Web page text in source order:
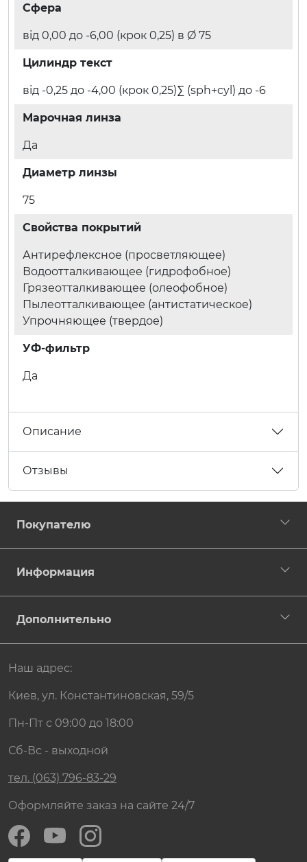
Сфера
від 0,00 до -6,00 (крок 0,25) в Ø 75
Цилиндр текст
від -0,25 до -4,00 (крок 0,25)∑ (sph+cyl) до -6
Марочная линза
Да
Диаметр линзы
75
Свойства покрытий
Антирефлексное (просветляющее)
Водоотталкивающее (гидрофобное)
Грязеотталкивающее (олеофобное)
Пылеотталкивающее (антистатическое)
Упрочняющее (твердое)
УФ-фильтр
Да
Описание
Отзывы
Покупателю
Информация
Дополнительно
Наш адрес:
Киев, ул. Константиновская, 59/5
Пн-Пт с 09:00 до 18:00
Сб-Вс - выходной
тел. (063) 796-83-29
Оформляйте заказ на сайте 24/7